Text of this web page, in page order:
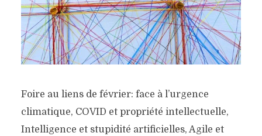
Foire au liens de février: face à l’urgence
climatique, COVID et propriété intellectuelle,
Intelligence et stupidité artificielles, Agile et